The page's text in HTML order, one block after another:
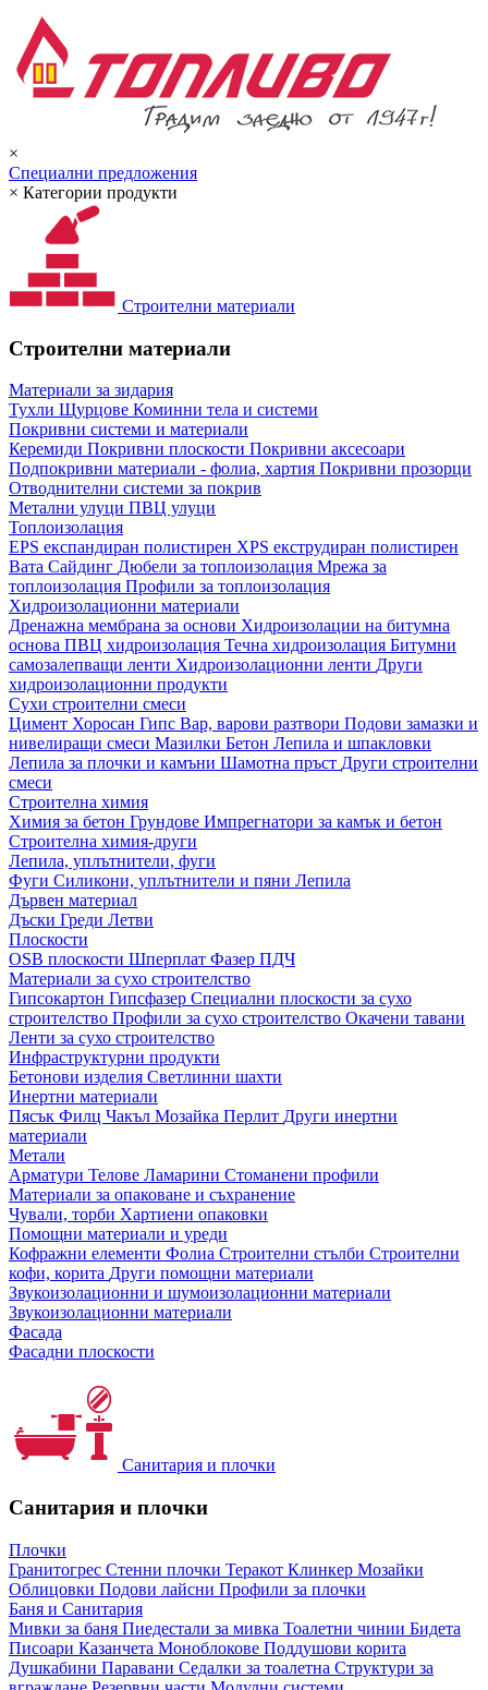
×
Специални предложения
× Категории продукти
Строителни материали
Строителни материали
Материали за зидария
Тухли Щурцове Коминни тела и системи
Покривни системи и материали
Керемиди Покривни плоскости Покривни аксесоари
Подпокривни материали - фолиа, хартия Покривни прозорци
Отводнителни системи за покрив
Метални улуци ПВЦ улуци
Топлоизолация
EPS експандиран полистирен XPS екструдиран полистирен
Вата Сайдинг Дюбели за топлоизолация Мрежа за
топлоизолация Профили за топлоизолация
Хидроизолационни материали
Дренажна мембрана за основи Хидроизолации на битумна
основа ПВЦ хидроизолация Течна хидроизолация Битумни
самозалепващи ленти Хидроизолационни ленти Други
хидроизолационни продукти
Сухи строителни смеси
Цимент Хоросан Гипс Вар, варови разтвори Подови замазки и
нивелиращи смеси Мазилки Бетон Лепила и шпакловки
Лепила за плочки и камъни Шамотна пръст Други строителни
смеси
Строителна химия
Химия за бетон Грундове Импрегнатори за камък и бетон
Строителна химия-други
Лепила, уплътнители, фуги
Фуги Силикони, уплътнители и пяни Лепила
Дървен материал
Дъски Греди Летви
Плоскости
OSB плоскости Шперплат Фазер ПДЧ
Материали за сухо строителство
Гипсокартон Гипсфазер Специални плоскости за сухо
строителство Профили за сухо строителство Окачени тавани
Ленти за сухо строителство
Инфраструктурни продукти
Бетонови изделия Светлинни шахти
Инертни материали
Пясък Филц Чакъл Мозайкa Перлит Други инертни
материали
Метали
Арматури Телове Ламарини Стоманени профили
Материали за опаковане и съхранение
Чували, торби Хартиени опаковки
Помощни материали и уреди
Кофражни елементи Фолиа Строителни стълби Строителни
кофи, корита Други помощни материали
Звукоизолационни и шумоизолационни материали
Звукоизолационни материали
Фасада
Фасадни плоскости
Санитария и плочки
Санитария и плочки
Плочки
Гранитогрес Стенни плочки Теракот Клинкер Мозайки
Облицовки Подови лайсни Профили за плочки
Баня и Санитария
Мивки за баня Пиедестали за мивка Тоалетни чинии Бидета
Писоари Казанчета Моноблокове Поддушови корита
Душкабини Паравани Седалки за тоалетна Структури за